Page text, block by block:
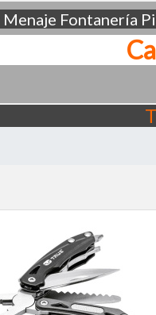
Menaje Fontanería